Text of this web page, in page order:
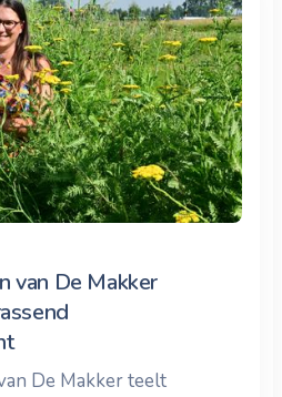
van De Makker
De Makker teelt